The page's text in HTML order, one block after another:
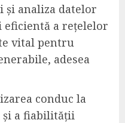
și analiza datelor
a rețelelor
vital pentru
adesea
conduc la
și a fiabilității